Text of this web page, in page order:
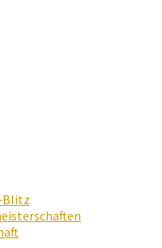
Blitz